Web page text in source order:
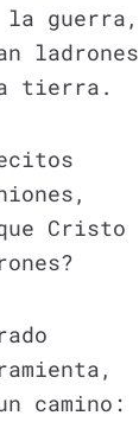
guerra,
ladrones
tierra.
Cristo
camino: